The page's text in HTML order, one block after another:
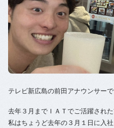
テレビ新広島の前田アナウンサー
去年３月までＩＡＴでご活躍された
私はちょうど去年の３月１日に入